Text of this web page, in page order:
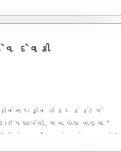
જ એને પ્રમોશન મળ્યું હતું અને
દેવકી
જરા ફોન તો કર કે કેટલે
આપેલો.. સવા પાંચ વાગ્યા. "
પોતાના પૌત્રને આદેશ આપ્યો. "